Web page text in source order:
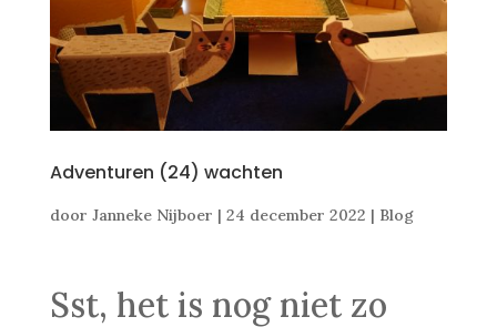
Adventuren (24) wachten
door Janneke Nijboer | 24 december 2022 | Blog
Sst, het is nog niet zo